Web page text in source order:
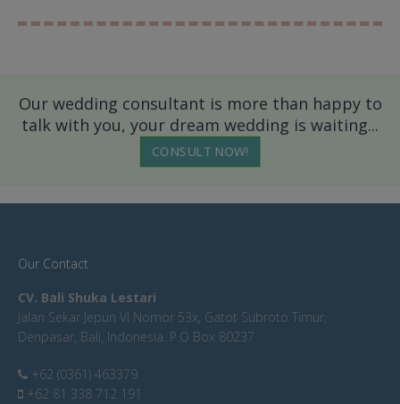
Our wedding consultant is more than happy to
talk with you, your dream wedding is waiting...
CONSULT NOW!
Our Contact
CV. Bali Shuka Lestari
Jalan Sekar Jepun VI Nomor 53x, Gatot Subroto Timur,
Denpasar, Bali, Indonesia. P.O Box 80237
+62 (0361) 463379
+62 81 338 712 191